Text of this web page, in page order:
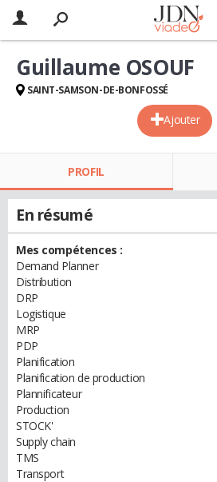
Ajouter
Guillaume OSOUF
SAINT-SAMSON-DE-BONFOSSÉ
PROFIL
En résumé
Mes compétences :
Demand Planner
Distribution
DRP
Logistique
MRP
PDP
Planification
Planification de production
Plannificateur
Production
STOCK'
Supply chain
TMS
Transport